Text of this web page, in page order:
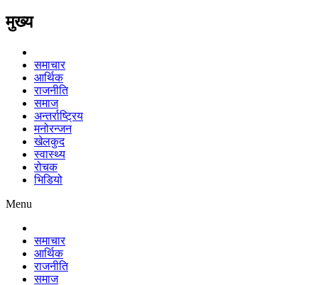
मुख्य
समाचार
आर्थिक
राजनीति
समाज
अन्तर्राष्ट्रिय
मनोरन्जन
खेलकुद
स्वास्थ्य
रोचक
भिडियो
Menu
समाचार
आर्थिक
राजनीति
समाज